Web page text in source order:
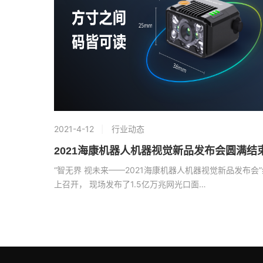
2021-4-12 行业动态
2021海康机器人机器视觉新品发布会圆满结
“智无界 视未来——2021海康机器人机器视觉新品发布会
上召开， 现场发布了1.5亿万兆网光口面…